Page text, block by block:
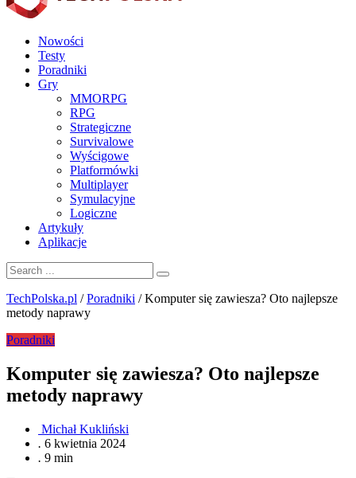
Nowości
Testy
Poradniki
Gry
MMORPG
RPG
Strategiczne
Survivalowe
Wyścigowe
Platformówki
Multiplayer
Symulacyjne
Logiczne
Artykuły
Aplikacje
TechPolska.pl /Poradniki /Komputer się zawiesza? Oto najlepsze
metody naprawy
Poradniki
Komputer się zawiesza? Oto najlepsze
metody naprawy
Michał Kukliński
. 6 kwietnia 2024
. 9 min